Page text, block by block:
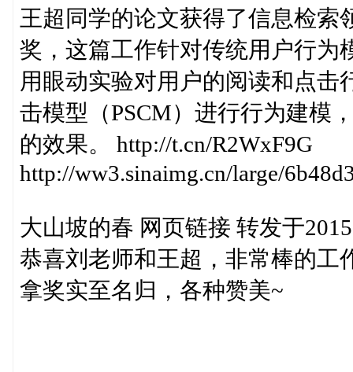
王超同学的论文获得了信息检索
奖，这篇工作针对传统用户行为
用眼动实验对用户的阅读和点击
击模型（PSCM）进行行为建模
的效果。 http://t.cn/R2WxF9G
http://ww3.sinaimg.cn/large/
大山坡的春 网页链接 转发于
恭喜刘老师和王超，非常棒的工
拿奖实至名归，各种赞美~